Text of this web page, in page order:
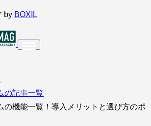
by BOXIL
キーワードから探す
の記事一覧
の機能一覧！導入メリットと選び方のポ